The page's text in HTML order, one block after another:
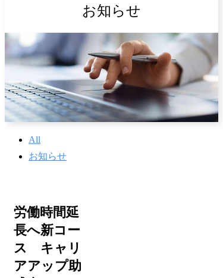
お知らせ
All
お知らせ
労働時間延
長へ新コー
ス キャリ
アアップ助